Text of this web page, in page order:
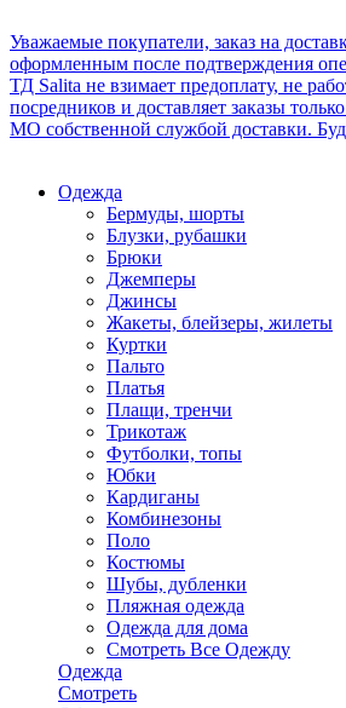
Уважаемые покупатели, заказ на
оформленным после подтверждения
ТД Salita не взимает предоплату, не
посредников и доставляет заказы
МО собственной службой доставки.
Одежда
Бермуды, шорты
Блузки, рубашки
Брюки
Джемперы
Джинсы
Жакеты, блейзеры, жилеты
Куртки
Пальто
Платья
Плащи, тренчи
Трикотаж
Футболки, топы
Юбки
Кардиганы
Комбинезоны
Поло
Костюмы
Шубы, дубленки
Пляжная одежда
Одежда для дома
Смотреть Все Одежду
Одежда
Смотреть